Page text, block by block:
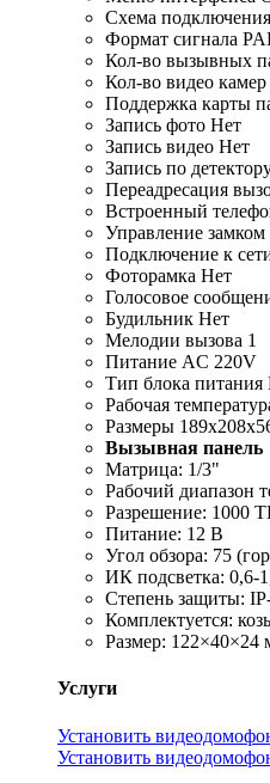
Схема
Формат сигнала
Кол-во вызывных
Кол-во видео камер
Поддержка карты
Запись фото Нет
Запись видео Нет
Запись по
Переадресация
Встроенный
Управление
Подключение к
Фоторамка Нет
Голосовое
Будильник Нет
Мелодии вызова 1
Питание AC 220V
Тип блока
Рабочая
Размеры
Вызывная панель
Матрица: 1/3"
Рабочий диапазон
Разрешение: 1000
Питание: 12 В
Угол обзора: 75
ИК подсветка: 0,6-
Степень защиты:
Комплектуется:
Размер: 122×40×24
Услуги
Установить
Установить